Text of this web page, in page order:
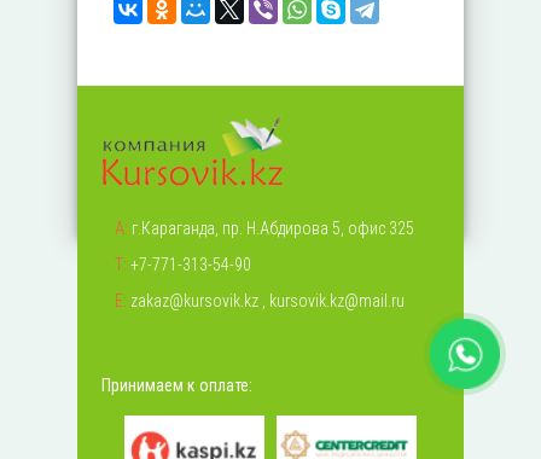
А: г.Караганда, пр. Н.Абдирова 5, офис 325
Т: +7-771-313-54-90
Е: zakaz@kursovik.kz , kursovik.kz@mail.ru
Принимаем к оплате: